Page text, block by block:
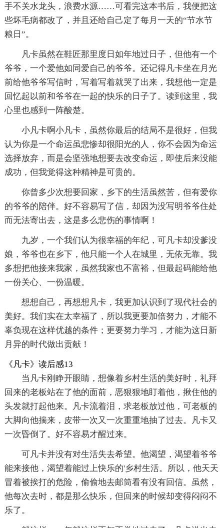
手不关水龙头，浪费水源……可看完这本书后，我便把这
些坏毛病都改了，并且还给自己定了每月一天的“节水节
粮日”。
凡卡虽然在鞋匠那里度日如年地过日子，但他有一个
爷爷，一个爱他如同爱自己的爷爷。还记得凡卡坐在月光
前给他爷爷写信时，写着写着就哭了出来，我想他一定是
回忆起以前和爷爷在一起的快乐的日子了。读到这里，我
心里也感到一阵酸楚。
小凡卡啊小凡卡，虽然你最后的结局不是很好，但我
认为你是一个命运虽悲惨却很阳光的人，你不会因为命运
选择放弃，而是会坚强地想要去改变命运，即使后来没能
成功，但我觉得这种精神是可贵的。
你曾多少次想要回家，乡下的生活虽然苦，但有爱你
的爷爷的陪伴。好不容易写了信，却因为没写明爷爷住处
而无法寄出去，这是多么悲伤的事情啊！
九岁，一个我们认为很幸福的年纪，可凡卡却没爹没
娘，爷爷也在乡下，他只能一个人在城里，无依无靠。我
多想把他接来我家，虽然我家也不富裕，但最起码能给他
一份关心、一份温暖。
想想自己，再想想凡卡，我更加认识到了现代社会的
美好。我们实在太幸福了，所以我更要加倍努力，才能不
辜负现在这样优越的条件；更要努力学习，才能为这日新
月异的时代做出贡献！
《凡卡》读后感13
当凡卡刚睁开眼睛，想像着乡村生活的美好时，礼拜
回来的老板站在了他的面前，恶狠狠地盯着他，揪住他的
头发就打起他来。凡卡流着泪，求老板放过他，可老板的
大脚向他揣来，皮带一次又一次重重地抽了过去。凡卡又
一次昏倒了。好不容易才醒过来。
可凡卡并没有对生活失去希望。他渴望，渴望着爷爷
能来接他，渴望着能过上快乐的'乡村生活。所以，他天天
冒着被挨打的危险，偷偷地去邮筒看有没有回信。虽然，
他每次去时，都是那么快乐，但回来的时候却变得闷闷不
乐了。